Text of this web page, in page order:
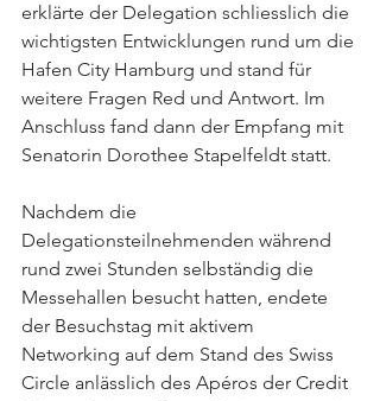
erklärte der Delegation schliesslich die
wichtigsten Entwicklungen rund um die
Hafen City Hamburg und stand für
weitere Fragen Red und Antwort. Im
Anschluss fand dann der Empfang mit
Senatorin Dorothee Stapelfeldt statt.
Nachdem die
Delegationsteilnehmenden während
rund zwei Stunden selbständig die
Messehallen besucht hatten, endete
der Besuchstag mit aktivem
Networking auf dem Stand des Swiss
Circle anlässlich des Apéros der Credit